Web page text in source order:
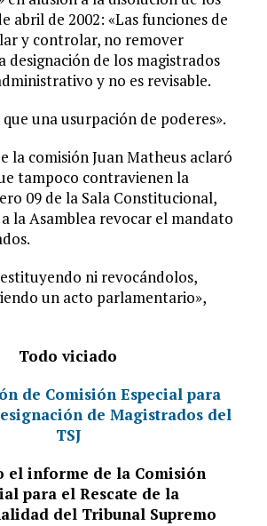
abril de 2002: «Las funciones de
y controlar, no remover
designación de los magistrados
y no es revisable.
una usurpación de poderes».
la comisión Juan Matheus aclaró
tampoco contravienen la
09 de la Sala Constitucional,
la Asamblea revocar el mandato
ni revocándolos,
un acto parlamentario»,
Todo viciado
el informe de la Comisión
para el Rescate de la
del Tribunal Supremo